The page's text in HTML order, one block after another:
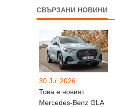
СВЪРЗАНИ НОВИНИ
30 Jul 2026
Това е новият
Mercedes-Benz GLA